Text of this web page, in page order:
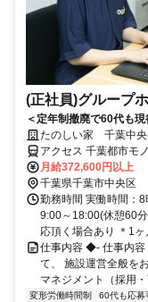
(正社員)グループ
＜定年制撤廃で60代も
ンダード上場◎＞経験を
プホーム
たのしい家 千葉中央
アクセス 千葉都市モ
葉都市モノレール１
武本線 東千葉南口徒
月給372,600円以上
千葉県千葉市中央区
勤務時間 実働時間：
9:00～18:00(休憩60
応頂く場合あり ＊1ヶ
仕事内容 ◆- 仕事内容
て、 施設運営全般を
マネジメント（採用
変形労働時間制 60代も応募